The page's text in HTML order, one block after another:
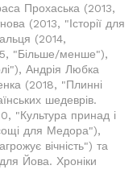
Прохаська (2013,
(2013, "Історії для
(2014,
"Більше/менше"),
Андрія Любка
(2018, "Плинні
шедеврів.
"Культура принад і
для Медора"),
вічність") та
Йова. Хроніки